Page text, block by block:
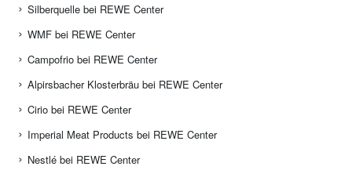
Silberquelle bei REWE Center
WMF bei REWE Center
Campofrio bei REWE Center
Alpirsbacher Klosterbräu bei REWE Center
Cirio bei REWE Center
Imperial Meat Products bei REWE Center
Nestlé bei REWE Center